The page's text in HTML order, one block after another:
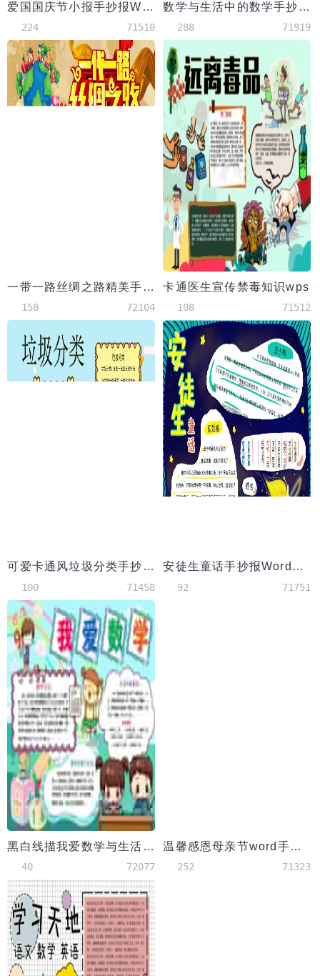
爱国国庆节小报手抄报Word模板
224 71510
数学与生活中的数学手抄报word模板
288 71919
一带一路丝绸之路精美手抄报
158 72104
卡通医生宣传禁毒知识wps
108 71512
可爱卡通风垃圾分类手抄报小报Word模板
100 71458
安徒生童话手抄报Word模板
92 71751
黑白线描我爱数学与生活手抄报word模板
40 72077
温馨感恩母亲节word手抄报
252 71323